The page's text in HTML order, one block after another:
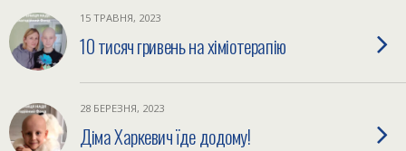
15 ТРАВНЯ, 2023
10 тисяч гривень на хіміотерапію
28 БЕРЕЗНЯ, 2023
Діма Харкевич їде додому!